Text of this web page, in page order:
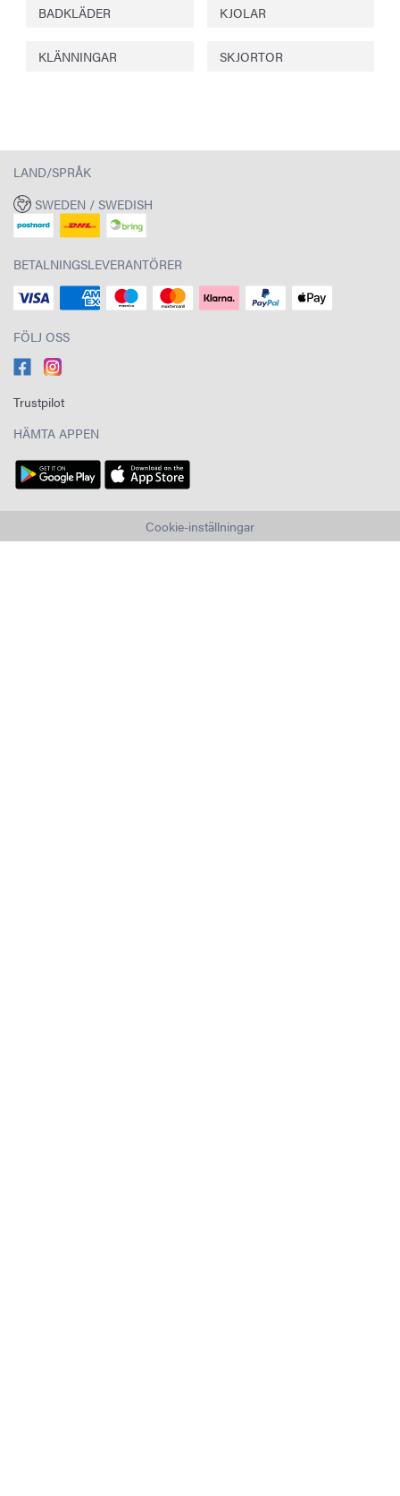
BADKLÄDER KJOLAR
KLÄNNINGAR SKJORTOR
LAND/SPRÅK
SWEDEN / SWEDISH
BETALNINGSLEVERANTÖRER
FÖLJ OSS
Trustpilot
HÄMTA APPEN
Cookie-inställningar